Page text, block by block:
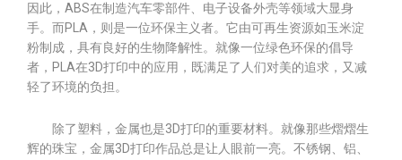
因此，ABS在制造汽车零部件、电子设备外壳等领域大显身
手。而PLA，则是一位环保主义者。它由可再生资源如玉米淀
粉制成，具有良好的生物降解性。就像一位绿色环保的倡导
者，PLA在3D打印中的应用，既满足了人们对美的追求，又减
轻了环境的负担。
除了塑料，金属也是3D打印的重要材料。就像那些熠熠生
辉的珠宝，金属3D打印作品总是让人眼前一亮。不锈钢、铝、